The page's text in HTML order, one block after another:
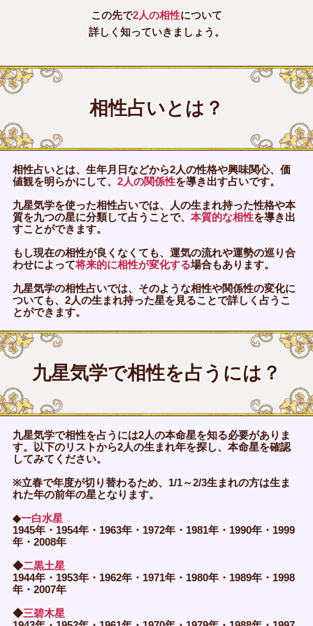
この先で2人の相性について
詳しく知っていきましょう。
相性占いとは？
相性占いとは、生年月日などから2人の性格や興味関心、価
値観を明らかにして、 2人の関係性を導き出す占いです。
九星気学を使った相性占いでは、人の生まれ持った性格や本
質を九つの星に分類して占うことで、 本質的な相性を導き出
すことができます。
もし現在の相性が良くなくても、運気の流れや運勢の巡り合
わせによって将来的に相性が変化する場合もあります。
九星気学の相性占いでは、そのような相性や関係性の変化に
ついても、2人の生まれ持った星を見ることで詳しく占うこ
とができます。
九星気学で相性を占うには？
九星気学で相性を占うには2人の本命星を知る必要がありま
す。以下のリストから2人の生まれ年を探し、本命星を確認
してみてください。
※立春で年度が切り替わるため、1/1～2/3生まれの方は生ま
れた年の前年の星となります。
◆一白水星
1945年・1954年・1963年・1972年・1981年・1990年・1999
年・2008年
◆二黒土星
1944年・1953年・1962年・1971年・1980年・1989年・1998
年・2007年
◆三碧木星